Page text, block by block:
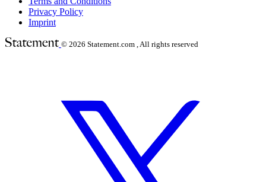
Privacy Policy
Imprint
© 2026 Statement.com , All rights reserved